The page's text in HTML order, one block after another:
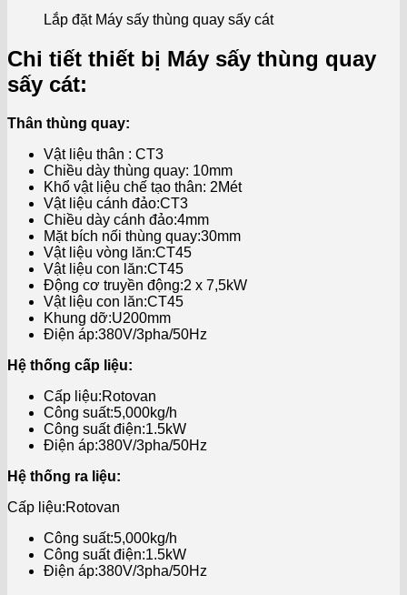
Lắp đặt Máy sấy thùng quay sấy cát
Chi tiết thiết bị Máy sấy thùng quay
sấy cát:
Thân thùng quay:
Vật liệu thân : CT3
Chiều dày thùng quay: 10mm
Khổ vật liệu chế tạo thân: 2Mét
Vật liệu cánh đảo:CT3
Chiều dày cánh đảo:4mm
Mặt bích nối thùng quay:30mm
Vật liệu vòng lăn:CT45
Vật liệu con lăn:CT45
Động cơ truyền động:2 x 7,5kW
Vật liệu con lăn:CT45
Khung dỡ:U200mm
Điện áp:380V/3pha/50Hz
Hệ thống cấp liệu:
Cấp liệu:Rotovan
Công suất:5,000kg/h
Công suất điện:1.5kW
Điện áp:380V/3pha/50Hz
Hệ thống ra liệu:
Cấp liệu:Rotovan
Công suất:5,000kg/h
Công suất điện:1.5kW
Điện áp:380V/3pha/50Hz